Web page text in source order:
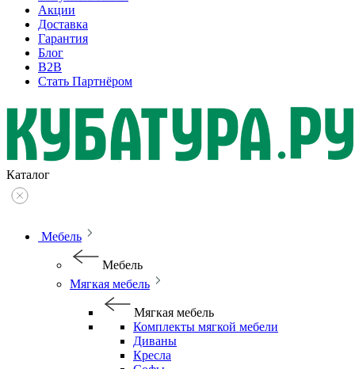
Акции
Доставка
Гарантия
Блог
B2B
Стать Партнёром
Каталог
Мебель
Мебель
Мягкая мебель
Мягкая мебель
Комплекты мягкой мебели
Диваны
Кресла